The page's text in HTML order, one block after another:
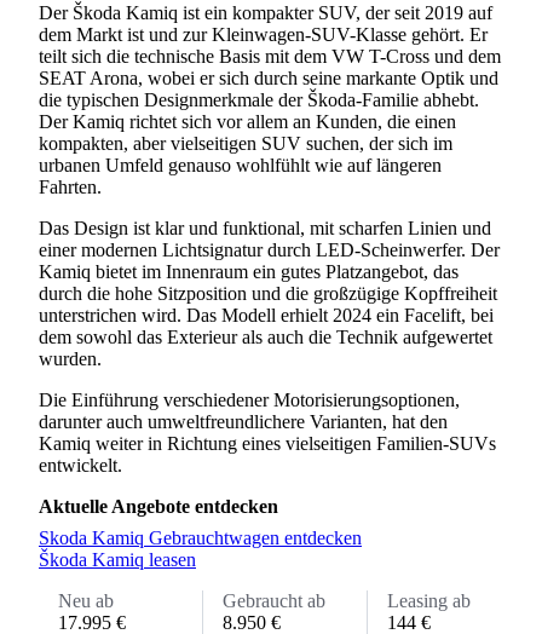
Der Škoda Kamiq ist ein kompakter SUV, der seit 2019 auf
dem Markt ist und zur Kleinwagen-SUV-Klasse gehört. Er
teilt sich die technische Basis mit dem VW T-Cross und dem
SEAT Arona, wobei er sich durch seine markante Optik und
die typischen Designmerkmale der Škoda-Familie abhebt.
Der Kamiq richtet sich vor allem an Kunden, die einen
kompakten, aber vielseitigen SUV suchen, der sich im
urbanen Umfeld genauso wohlfühlt wie auf längeren
Fahrten.
Das Design ist klar und funktional, mit scharfen Linien und
einer modernen Lichtsignatur durch LED-Scheinwerfer. Der
Kamiq bietet im Innenraum ein gutes Platzangebot, das
durch die hohe Sitzposition und die großzügige Kopffreiheit
unterstrichen wird. Das Modell erhielt 2024 ein Facelift, bei
dem sowohl das Exterieur als auch die Technik aufgewertet
wurden.
Die Einführung verschiedener Motorisierungsoptionen,
darunter auch umweltfreundlichere Varianten, hat den
Kamiq weiter in Richtung eines vielseitigen Familien-SUVs
entwickelt.
Aktuelle Angebote entdecken
Skoda Kamiq Gebrauchtwagen entdecken
Škoda Kamiq leasen
Neu ab
17.995 €
Gebraucht ab
8.950 €
Leasing ab
144 €